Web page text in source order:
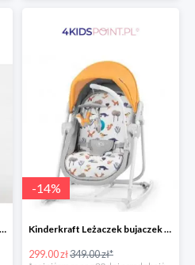
Lullalove Ponczo ręcznik dla starszych dzieci MRB
-14%
Kinderkraft Leżaczek bujaczek krzesełko Unimo Forest Yellow 5w1
299.00 zł349.00 zł*